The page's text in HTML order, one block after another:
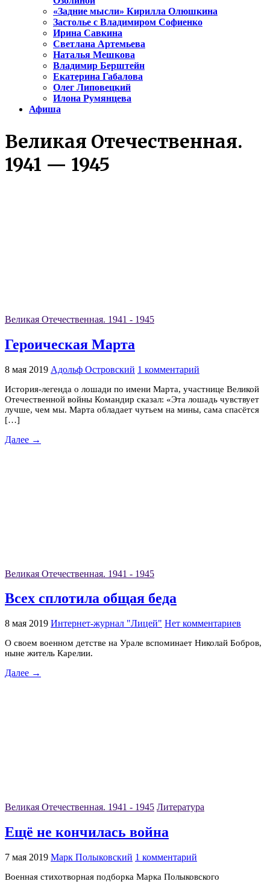
«Задние мысли» Кирилла Олюшкина
Застолье с Владимиром Софиенко
Ирина Савкина
Светлана Артемьева
Наталья Мешкова
Владимир Берштейн
Екатерина Габалова
Олег Липовецкий
Илона Румянцева
Афиша
Великая Отечественная.
1941 — 1945
Великая Отечественная. 1941 - 1945
Героическая Марта
8 мая 2019 Адольф Островский 1 комментарий
История-легенда о лошади по имени Марта, участнице Великой
Отечественной войны Командир сказал: «Эта лошадь чувствует
лучше, чем мы. Марта обладает чутьем на мины, сама спасётся
[…]
Далее →
Великая Отечественная. 1941 - 1945
Всех сплотила общая беда
8 мая 2019 Интернет-журнал "Лицей" Нет комментариев
О своем военном детстве на Урале вспоминает Николай Бобров,
ныне житель Карелии.
Далее →
Великая Отечественная. 1941 - 1945 Литература
Ещё не кончилась война
7 мая 2019 Марк Полыковский 1 комментарий
Военная стихотворная подборка Марка Полыковского